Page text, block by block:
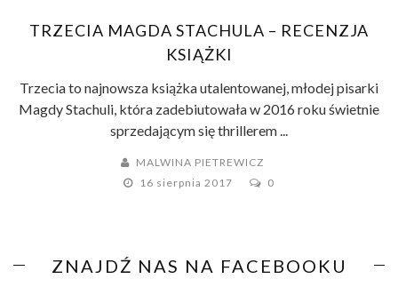
TRZECIA MAGDA STACHULA – RECENZJA
KSIĄŻKI
Trzecia to najnowsza książka utalentowanej, młodej pisarki
Magdy Stachuli, która zadebiutowała w 2016 roku świetnie
sprzedającym się thrillerem ...
MALWINA PIETREWICZ
16 sierpnia 2017
0
ZNAJDŹ NAS NA FACEBOOKU